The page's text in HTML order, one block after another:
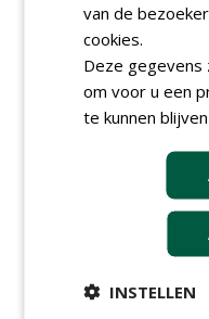
06-
van de
cookies.
Deze gegevens
om voor u een
te kunnen
INSTELLEN